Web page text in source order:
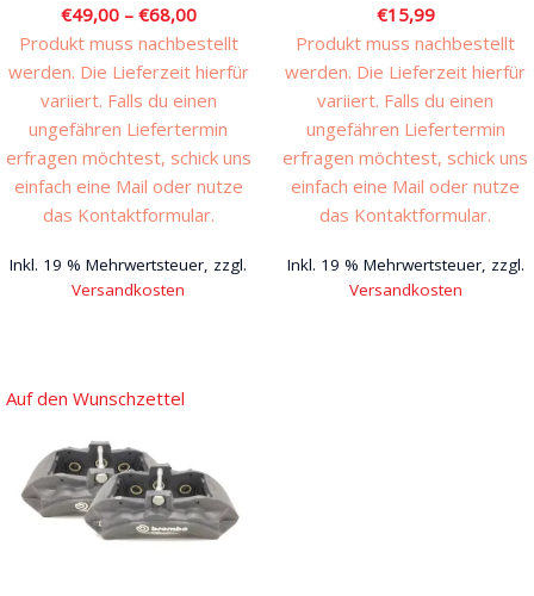
€49,00– €68,00
Produkt muss nachbestellt
werden. Die Lieferzeit hierfür
variiert. Falls du einen
ungefähren Liefertermin
erfragen möchtest, schick uns
einfach eine Mail oder nutze
das Kontaktformular.
Inkl. 19 % Mehrwertsteuer, zzgl.
Versandkosten
mehrere
auf.
Die
Optionen
€15,99
Produkt muss nachbestellt
werden. Die Lieferzeit hierfür
variiert. Falls du einen
ungefähren Liefertermin
erfragen möchtest, schick uns
einfach eine Mail oder nutze
das Kontaktformular.
Inkl. 19 % Mehrwertsteuer, zzgl.
Versandkosten
Auf den Wunschzettel